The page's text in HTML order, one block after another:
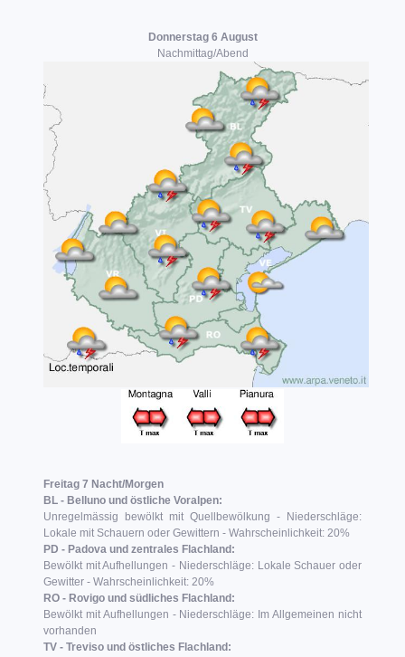
Donnerstag 6 August
Nachmittag/Abend
Freitag 7 Nacht/Morgen
BL - Belluno und östliche Voralpen:
Unregelmässig bewölkt mit Quellbewölkung - Niederschläge:
Lokale mit Schauern oder Gewittern - Wahrscheinlichkeit: 20%
PD - Padova und zentrales Flachland:
Bewölkt mit Aufhellungen - Niederschläge: Lokale Schauer oder
Gewitter - Wahrscheinlichkeit: 20%
RO - Rovigo und südliches Flachland:
Bewölkt mit Aufhellungen - Niederschläge: Im Allgemeinen nicht
vorhanden
TV - Treviso und östliches Flachland: